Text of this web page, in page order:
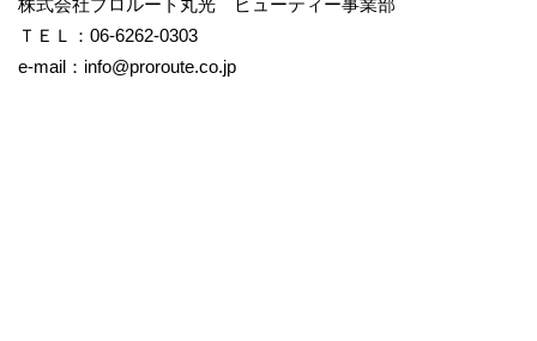
ＴＥＬ：06-6262-0303
e-mail：info@proroute.co.jp